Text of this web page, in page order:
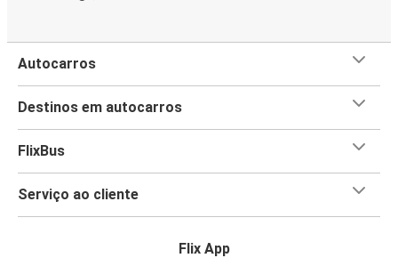
mala de porão para cada viajante incluídas no bilhete
máximo partido dos nossos
equipados com WC e tomadas, para que possas sentar-te
Autocarros
Destinos em autocarros
FlixBus
Serviço ao cliente
Flix App